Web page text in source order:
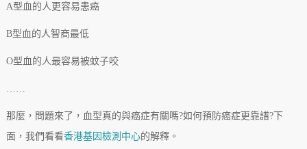
A型血的人更容易患癌
B型血的人智商最低
O型血的人最容易被蚊子咬
那麼，問題來了，血型真的與癌症有關嗎?如何預防癌症更靠譜?下
面，我們看看香港基因檢測中心的解釋。